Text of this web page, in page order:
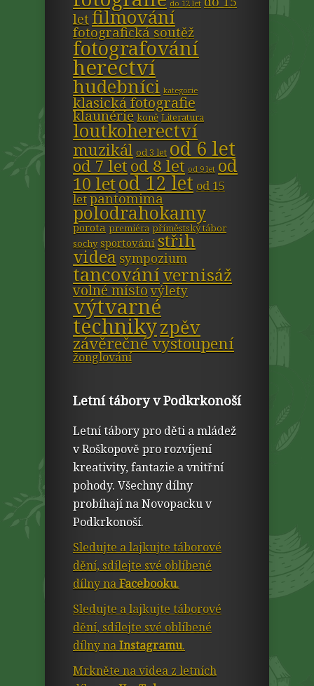
do 12 let
let filmování
fotografická soutěž
fotografování
herectví
hudebníci kategorie
klasická fotografie
klaunérie koně Literatura
loutkoherectví
muzikál od 3 let od 6 let
od 7 letod 8 let od 9 let od
10 letod 12 let od 15
letpantomima
polodrahokamy
porota premiéra příměstský tábor
sochy sportování střih
videa sympozium
tancovánívernisáž
volné místovýlety
výtvarné
technikyzpěv
závěrečné vystoupení
žonglování
Letní tábory v Podkrkonoší
Letní tábory pro děti a mládež
v Roškopově pro rozvíjení
kreativity, fantazie a vnitřní
pohody. Všechny dílny
probíhají na Novopacku v
Podkrkonoší.
Sledujte a lajkujte táborové
dění, sdílejte své oblíbené
dílny naFacebooku.
Sledujte a lajkujte táborové
dění, sdílejte své oblíbené
dílny naInstagramu.
Mrkněte na videa z letních